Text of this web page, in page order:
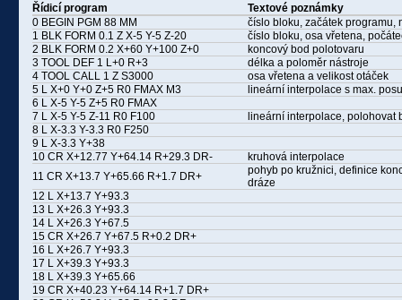
Řídicí program
Textové poznámky
0 BEGIN PGM 88 MM
číslo bloku, začátek programu,
1 BLK FORM 0.1 Z X-5 Y-5 Z-20
číslo bloku, osa vřetena,
2 BLK FORM 0.2 X+60 Y+100 Z+0
koncový bod polotovaru
3 TOOL DEF 1 L+0 R+3
délka a poloměr nástroje
4 TOOL CALL 1 Z S3000
osa vřetena a velikost otáček
5 L X+0 Y+0 Z+5 R0 FMAX M3
lineární interpolace s max.
6 L X-5 Y-5 Z+5 R0 FMAX
7 L X-5 Y-5 Z-11 R0 F100
lineární interpolace, polohovat
8 L X-3.3 Y-3.3 R0 F250
9 L X-3.3 Y+38
10 CR X+12.77 Y+64.14 R+29.3 DR-
kruhová interpolace
11 CR X+13.7 Y+65.66 R+1.7 DR+
pohyb po kružnici, definice
dráze
12 L X+13.7 Y+93.3
13 L X+26.3 Y+93.3
14 L X+26.3 Y+67.5
15 CR X+26.7 Y+67.5 R+0.2 DR+
16 L X+26.7 Y+93.3
17 L X+39.3 Y+93.3
18 L X+39.3 Y+65.66
19 CR X+40.23 Y+64.14 R+1.7 DR+